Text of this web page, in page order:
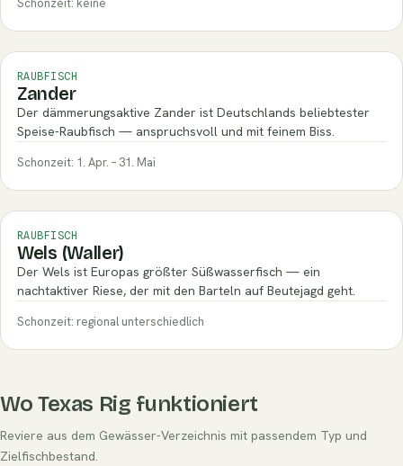
Schonzeit: keine
RAUBFISCH
Zander
Der dämmerungsaktive Zander ist Deutschlands beliebtester
Speise-Raubfisch — anspruchsvoll und mit feinem Biss.
Schonzeit: 1. Apr. – 31. Mai
RAUBFISCH
Wels (Waller)
Der Wels ist Europas größter Süßwasserfisch — ein
nachtaktiver Riese, der mit den Barteln auf Beutejagd geht.
Schonzeit: regional unterschiedlich
Wo Texas Rig funktioniert
Reviere aus dem Gewässer-Verzeichnis mit passendem Typ und
Zielfischbestand.